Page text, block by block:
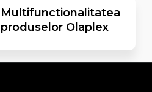
Multifunctionalitatea
produselor Olaplex